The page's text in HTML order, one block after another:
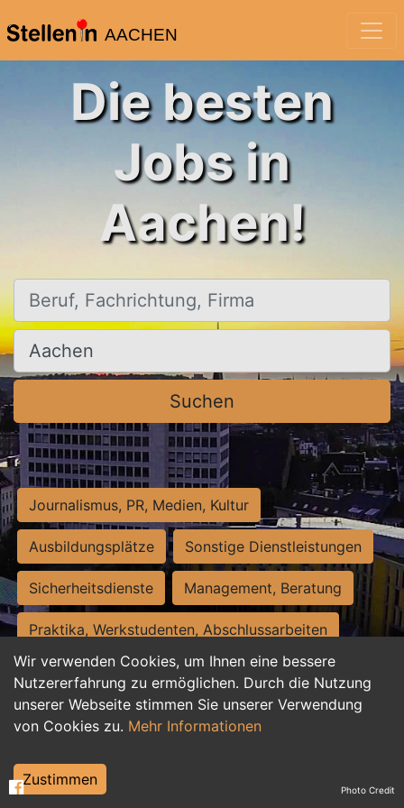
AACHEN
Wir verwenden Cookies, um Ihnen eine bessere
Nutzererfahrung zu ermöglichen. Durch die Nutzung
unserer Webseite stimmen Sie unserer Verwendung
von Cookies zu. Mehr Informationen
Zustimmen
Die besten
Jobs in
Aachen!
Beruf, Fachrichtung, Firma
Ort, Stadt
Suchen
Journalismus, PR, Medien, Kultur
Ausbildungsplätze Sonstige Dienstleistungen
Sicherheitsdienste Management, Beratung
Praktika, Werkstudenten, Abschlussarbeiten
Personalwesen Assistenz, Sekretariat
Hilfskräfte, Aushilfs- und Nebenjobs
Weiterbildung, Studium, duale Ausbildung Photo Credit